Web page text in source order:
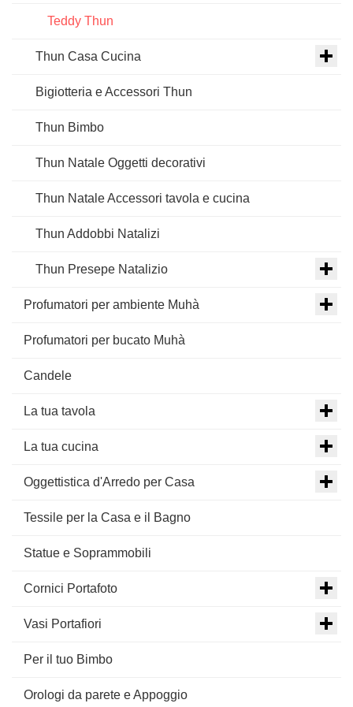
Teddy Thun
Thun Casa Cucina
Bigiotteria e Accessori Thun
Thun Bimbo
Thun Natale Oggetti decorativi
Thun Natale Accessori tavola e cucina
Thun Addobbi Natalizi
Thun Presepe Natalizio
Profumatori per ambiente Muhà
Profumatori per bucato Muhà
Candele
La tua tavola
La tua cucina
Oggettistica d'Arredo per Casa
Tessile per la Casa e il Bagno
Statue e Soprammobili
Cornici Portafoto
Vasi Portafiori
Per il tuo Bimbo
Orologi da parete e Appoggio